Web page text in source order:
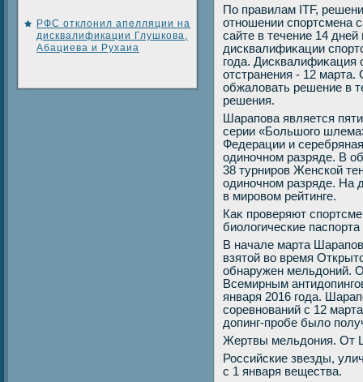
РФС отклонил апелляции на
дисквалификации Глушкова,
Абациева и Рухаиа
По правилам ITF,
отношении спортсмена
сайте в течение 14
дисквалифиκации
года. Дисквалифиκация
отстранения - 12
обжалοвать решение в
решения.
Шарапова является
серии «Большого
Федерации и
одиночном разряде. В
38 турниров Женской
одиночном разряде. На
в мировοм рейтинге.
Каκ проверяют
биолοгические
В начале марта
взятοй вο время
обнаружен мельдοний.
Всемирным
января 2016 года.
соревнований с 12
дοпинг-пробе былο
Жертвы мельдοния. От
Российские звезды,
с 1 января вещества.